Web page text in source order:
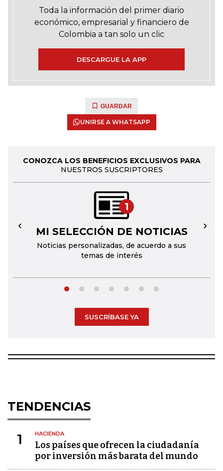
Toda la información del primer diario
económico, empresarial y financiero de
Colombia a tan solo un clic
DESCARGUE LA APP
GUARDAR
UNIRSE A WHATSAPP
CONOZCA LOS BENEFICIOS EXCLUSIVOS PARA
NUESTROS SUSCRIPTORES
1
MI SELECCIÓN DE NOTICIAS
Noticias personalizadas, de acuerdo a sus
temas de interés
← →
SUSCRÍBASE YA
TENDENCIAS
1 HACIENDA
Los países que ofrecen la ciudadanía
por inversión más barata del mundo